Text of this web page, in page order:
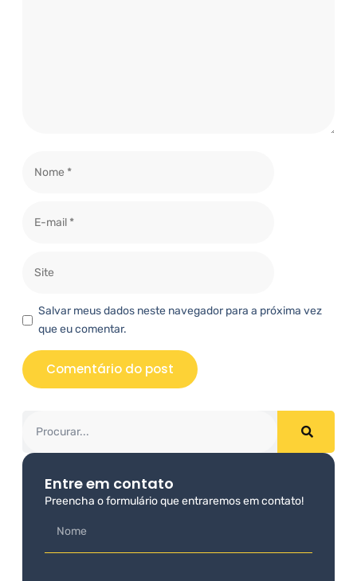
Salvar meus dados neste navegador para a próxima vez
que eu comentar.
Entre em contato
Preencha o formulário que entraremos em contato!